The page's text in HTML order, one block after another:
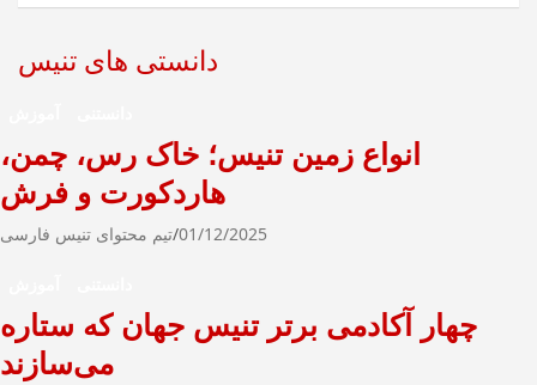
و
دانستی های تنیس
انواع زمین تنیس؛ خاک رس، چمن،
هاردکورت و فرش
01/12/2025 تیم محتوای تنیس فارسی
چهار آکادمی برتر تنیس جهان که ستاره
می‌سازند